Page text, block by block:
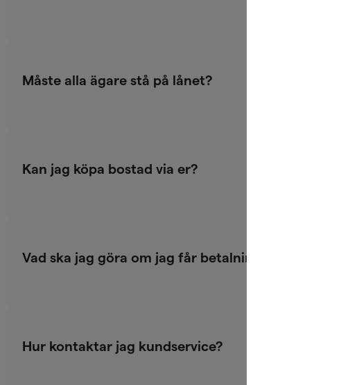
Måste alla ägare stå på lånet?
Kan jag köpa bostad via er?
Vad ska jag göra om jag får betalningssvårigheter?
Hur kontaktar jag kundservice?